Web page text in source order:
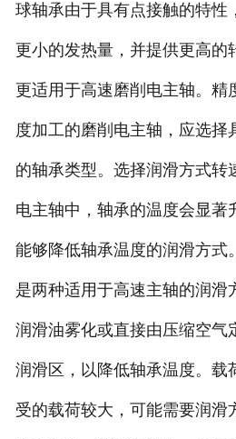
球轴承由于具有点接触的特性
更小的发热量，并提供更高的
更适用于高速磨削电主轴。精
度加工的磨削电主轴，应选择
的轴承类型。选择润滑方式转
电主轴中，轴承的温度会显著
能够降低轴承温度的润滑方式
是两种适用于高速主轴的润滑
润滑油雾化或直接由压缩空气
润滑区，以降低轴承温度。载
受的载荷较大，可能需要润滑